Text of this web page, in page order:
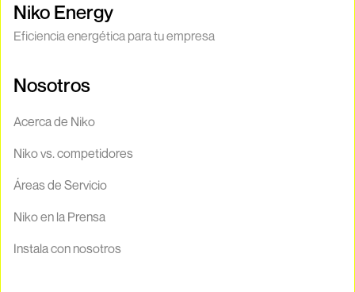
Niko Energy
Eficiencia energética para tu empresa
Nosotros
Acerca de Niko
Niko vs. competidores
Áreas de Servicio
Niko en la Prensa
Instala con nosotros